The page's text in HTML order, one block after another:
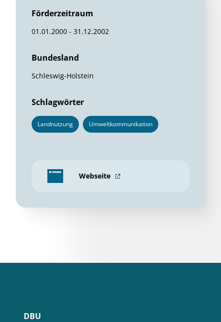
Förderzeitraum
01.01.2000 - 31.12.2002
Bundesland
Schleswig-Holstein
Schlagwörter
Landnutzung Umweltkommunikation
Webseite
DBU